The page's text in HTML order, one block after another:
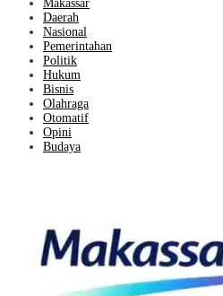
Makassar
Daerah
Nasional
Pemerintahan
Politik
Hukum
Bisnis
Olahraga
Otomatif
Opini
Budaya